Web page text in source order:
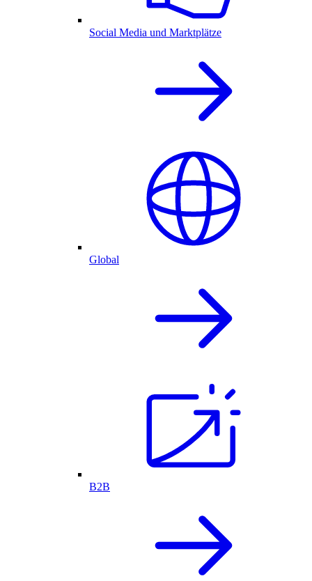
Social Media und Marktplätze
Global
B2B